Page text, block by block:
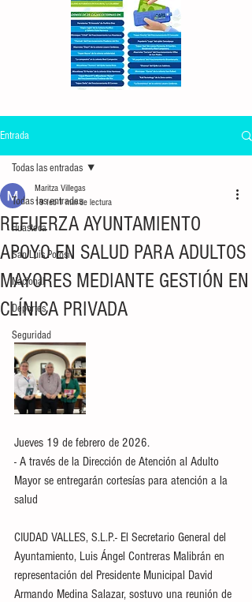
Entrada
Todas las entradas
Huasteca
San Luis Potosí
Nacional
Deportes
Seguridad
Todas las entradas
REFUERZA AYUNTAMIENTO
APOYO EN SALUD PARA ADULTOS
MAYORES MEDIANTE GESTIÓN EN
CLÍNICA PRIVADA
Maritza Villegas
19 feb1 min de lectura
Jueves 19 de febrero de 2026.
- A través de la Dirección de Atención al Adulto
Mayor se entregarán cortesías para atención a la
salud
CIUDAD VALLES, S.L.P.- El Secretario General del
Ayuntamiento, Luis Ángel Contreras Malibrán en
representación del Presidente Municipal David
Armando Medina Salazar, sostuvo una reunión de